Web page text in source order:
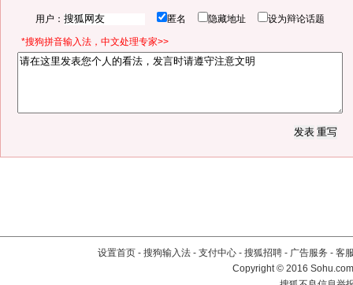
用户： 匿名 隐藏地址 设为辩论话题
*搜狗拼音输入法，中文处理专家>>
设置首页 - 搜狗输入法 - 支付中心 - 搜狐招聘 - 广告服务 - 客
Copyright©2016